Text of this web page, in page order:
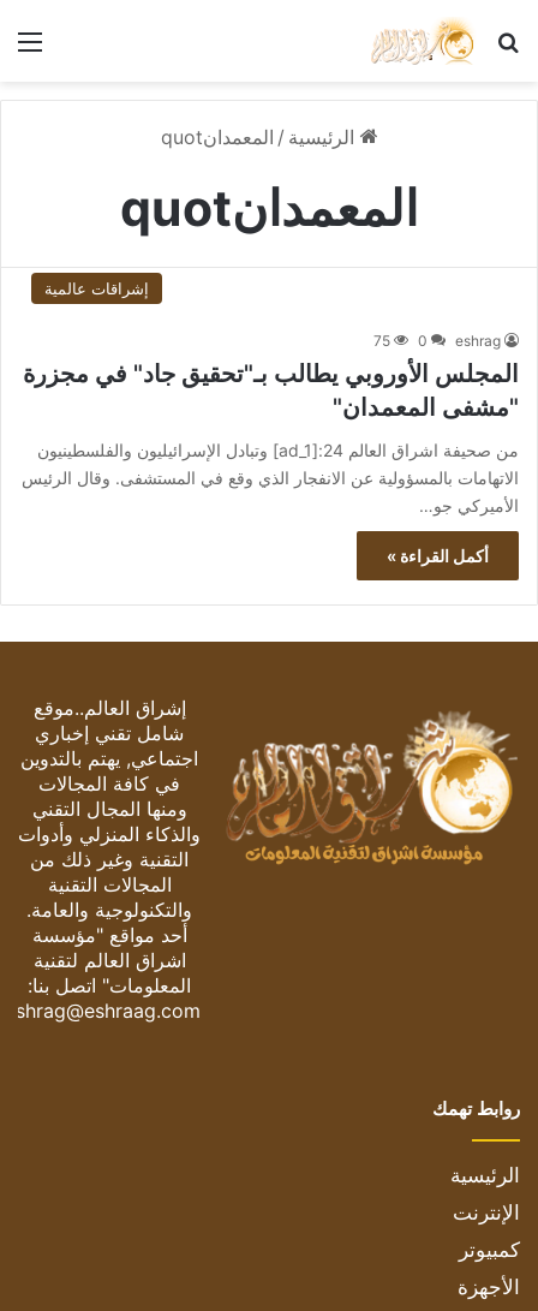
بحث عن
الرئيسية / المعمدانquot
المعمدانquot
إشراقات عالمية
eshrag
0
75
المجلس الأوروبي يطالب بـ"تحقيق جاد" في مجزرة
"مشفى المعمدان"
من صحيفة اشراق العالم 24:[ad_1] وتبادل الإسرائيليون والفلسطينيون
الاتهامات بالمسؤولية عن الانفجار الذي وقع في المستشفى. وقال الرئيس
الأميركي جو…
أكمل القراءة »
إشراق العالم..موقع
شامل تقني إخباري
اجتماعي, يهتم بالتدوين
في كافة المجالات
ومنها المجال التقني
والذكاء المنزلي وأدوات
التقنية وغير ذلك من
المجالات التقنية
والتكنولوجية والعامة.
أحد مواقع "مؤسسة
اشراق العالم لتقنية
المعلومات" اتصل بنا:
eshrag@eshraag.com
روابط تهمك
الرئيسية
الإنترنت
كمبيوتر
الأجهزة